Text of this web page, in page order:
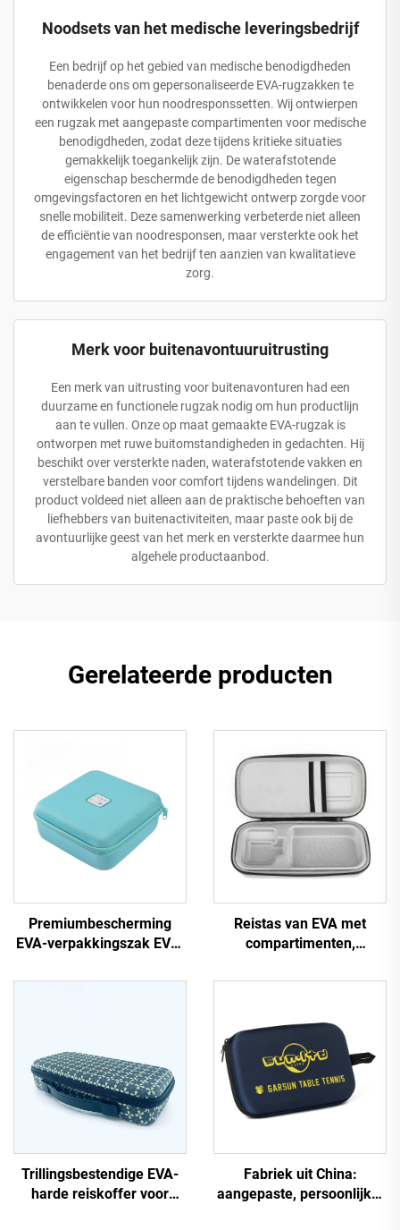
Noodsets van het medische leveringsbedrijf
Een bedrijf op het gebied van medische benodigdheden
benaderde ons om gepersonaliseerde EVA-rugzakken te
ontwikkelen voor hun noodresponssetten. Wij ontwierpen
een rugzak met aangepaste compartimenten voor medische
benodigdheden, zodat deze tijdens kritieke situaties
gemakkelijk toegankelijk zijn. De waterafstotende
eigenschap beschermde de benodigdheden tegen
omgevingsfactoren en het lichtgewicht ontwerp zorgde voor
snelle mobiliteit. Deze samenwerking verbeterde niet alleen
de efficiëntie van noodresponsen, maar versterkte ook het
engagement van het bedrijf ten aanzien van kwalitatieve
zorg.
Merk voor buitenavontuuruitrusting
Een merk van uitrusting voor buitenavonturen had een
duurzame en functionele rugzak nodig om hun productlijn
aan te vullen. Onze op maat gemaakte EVA-rugzak is
ontworpen met ruwe buitomstandigheden in gedachten. Hij
beschikt over versterkte naden, waterafstotende vakken en
verstelbare banden voor comfort tijdens wandelingen. Dit
product voldeed niet alleen aan de praktische behoeften van
liefhebbers van buitenactiviteiten, maar paste ook bij de
avontuurlijke geest van het merk en versterkte daarmee hun
algehele productaanbod.
Gerelateerde producten
Premiumbescherming
EVA-verpakkingszak EVA-
buitenactiviteiten, reizen
Reistas van EVA met
compartimenten,
koffer, op maat gemaakte
Trillingsbestendige EVA-
harde reiskoffer voor
Fabriek uit China:
aangepaste, persoonlijke,